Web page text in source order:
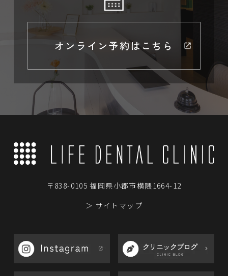
オンライン予約はこちら
〒838-0105 福岡県小郡市横隈1664-12
＞ サイトマップ